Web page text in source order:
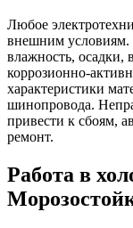
Любое
внешним условиям.
влажность, осадки,
коррозионно-
характеристики
шинопровода.
привести к сбоям,
ремонт.
Работа в